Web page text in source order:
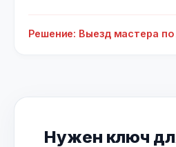
Решение: Выезд мастера
Нужен ключ